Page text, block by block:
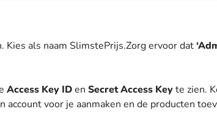
Kies als naam SlimstePrijs.Zorg ervoor dat
Access Key IDen Secret Access Keyte zien.
account voor je aanmaken en de producten